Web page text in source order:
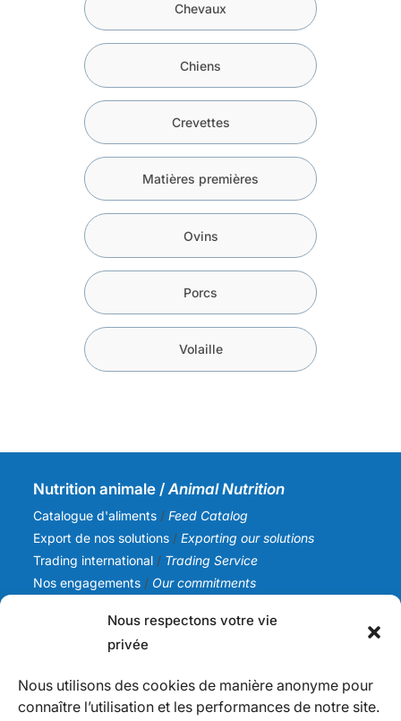
Nous respectons votre vie
privée
Nous utilisons des cookies de manière anonyme pour
connaître l’utilisation et les performances de notre site.
Chevaux
Chiens
Crevettes
Matières premières
Ovins
Porcs
Volaille
Nutrition animale / Animal Nutrition
Catalogue d'aliments /Feed Catalog
Export de nos solutions /Exporting our solutions
Trading international / Trading Service
Nos engagements / Our commitments
Notre histoire/Our story
Nos valeurs/ Our values
Actualités/News